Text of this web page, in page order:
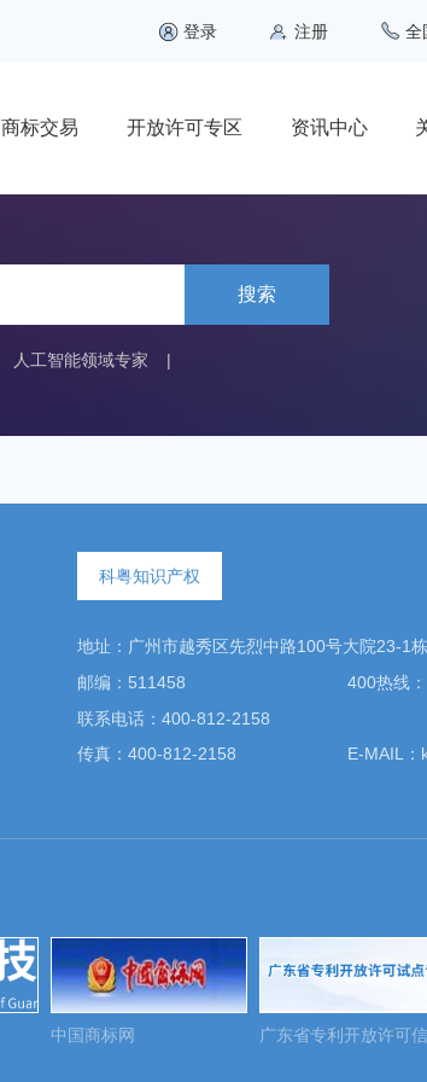
登录 注册 全
商标交易 开放许可专区 资讯中心
搜索
人工智能领域专家 |
科粤知识产权
地址：广州市越秀区先烈中路100号大院23-1
邮编：511458
400热线
联系电话：400-812-2158
传真：400-812-2158
E-MAIL：
中国商标网